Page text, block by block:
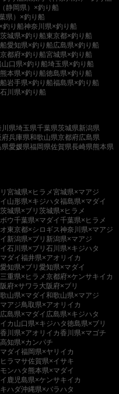
静岡県）×釣り船
県）×釣り船
釣り船神奈川県×釣り船
茨城県×釣り船東京都×釣り船
愛知県×釣り船広島県×釣り船
京都府×釣り船宮城県×釣り船
山口県×釣り船埼玉県×釣り船
熊本県×釣り船徳島県×釣り船
岩手県×釣り船福島県×釣り船
石川県×釣り船
川県埼玉県千葉県茨城県新潟県
府兵庫県和歌山県京都府広島県
県愛媛県福岡県佐賀県長崎県熊本県
宮城県×ヒラメ宮城県×マアジ
山形県×キジハタ福島県×マダイ
茨城県×ブリ 茨城県×ヒラメ
ウ千葉県×マダイ千葉県×ヒラメ
東京都×シロギス神奈川県×マアジ
新潟県×ブリ 新潟県×マアジ
石川県×ブリ 石川県×キジハタ
ダイ福井県×アオリイカ
愛知県×ブリ 愛知県×マダイ
三重県×ヒラメ京都府×ケンサキイカ
府×サワラ 大阪府×ブリ
山県×マダイ和歌山県×マアジ
アジ鳥取県×アオリイカ
広島県×マダイ 広島県×キジハタ
カ 山口県×キジハタ徳島県×ブリ
香川県×アオリイカ香川県×マゴチ
高知県×カンパチ
ダイ福岡県×ヤリイカ
ラマサ佐賀県×イサキ
ンハタ 熊本県×マダイ
鹿児島県×ケンサキイカ
ハダ沖縄県×バラハタ